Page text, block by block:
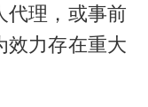
代理，或事前
效力存在重大